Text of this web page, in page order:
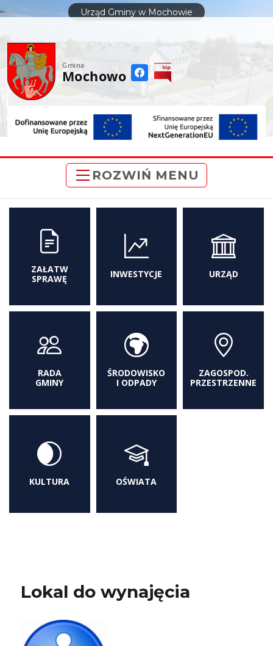
treści
Urząd Gminy w Mochowie
Gmina
Mochowo
ROZWIŃ MENU
ZAŁATW
SPRAWĘ
INWESTYCJE URZĄD
RADA
GMINY
ŚRODOWISKO
I ODPADY
ZAGOSPOD.
PRZESTRZENNE
KULTURA OŚWIATA
Lokal do wynajęcia